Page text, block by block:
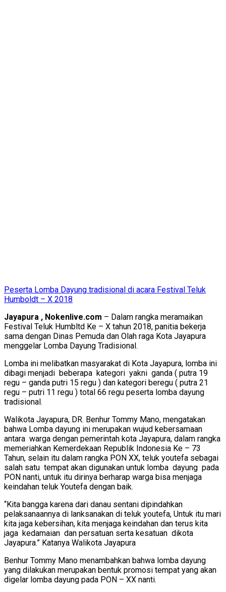
Peserta Lomba Dayung tradisional di acara Festival Teluk
Humboldt – X 2018
Jayapura , Nokenlive.com – Dalam rangka meramaikan
Festival Teluk Humbltd Ke – X tahun 2018, panitia bekerja
sama dengan Dinas Pemuda dan Olah raga Kota Jayapura
menggelar Lomba Dayung Tradisional.
Lomba ini melibatkan masyarakat di Kota Jayapura, lomba ini
dibagi menjadi beberapa kategori yakni ganda ( putra 19
regu – ganda putri 15 regu ) dan kategori beregu ( putra 21
regu – putri 11 regu ) total 66 regu peserta lomba dayung
tradisional.
Walikota Jayapura, DR. Benhur Tommy Mano, mengatakan
bahwa Lomba dayung ini merupakan wujud kebersamaan
antara warga dengan pemerintah kota Jayapura, dalam rangka
memeriahkan Kemerdekaan Republik Indonesia Ke – 73
Tahun, selain itu dalam rangka PON XX, teluk youtefa sebagai
salah satu tempat akan digunakan untuk lomba dayung pada
PON nanti, untuk itu dirinya berharap warga bisa menjaga
keindahan teluk Youtefa dengan baik.
“Kita bangga karena dari danau sentani dipindahkan
pelaksanaannya di lanksanakan di teluk youtefa, Untuk itu mari
kita jaga kebersihan, kita menjaga keindahan dan terus kita
jaga kedamaian dan persatuan serta kesatuan dikota
Jayapura.” Katanya Walikota Jayapura
Benhur Tommy Mano menambahkan bahwa lomba dayung
yang dilakukan merupakan bentuk promosi tempat yang akan
digelar lomba dayung pada PON – XX nanti.